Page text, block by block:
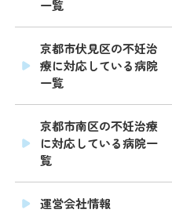
一覧
京都市伏見区の不妊治
療に対応している病院
一覧
京都市南区の不妊治療
に対応している病院一
覧
運営会社情報